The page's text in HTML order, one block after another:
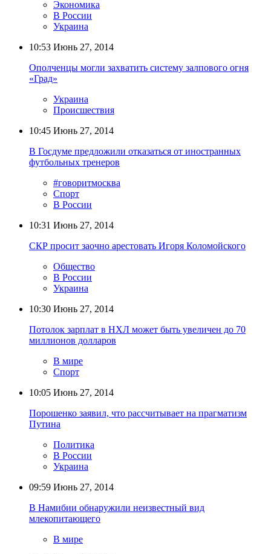
Экономика
В России
Украина
10:53 Июнь 27, 2014
Ополченцы могли захватить систему залпового огня
«Град»
Украина
Происшествия
10:45 Июнь 27, 2014
В Госдуме предложили отказаться от иностранных
футбольных тренеров
#говоритмосква
Спорт
В России
10:31 Июнь 27, 2014
СКР просит заочно арестовать Игоря Коломойского
Общество
В России
Украина
10:30 Июнь 27, 2014
Потолок зарплат в НХЛ может быть увеличен до 70
миллионов долларов
В мире
Спорт
10:05 Июнь 27, 2014
Порошенко заявил, что рассчитывает на прагматизм
Путина
Политика
В России
Украина
09:59 Июнь 27, 2014
В Намибии обнаружили неизвестный вид
млекопитающего
В мире